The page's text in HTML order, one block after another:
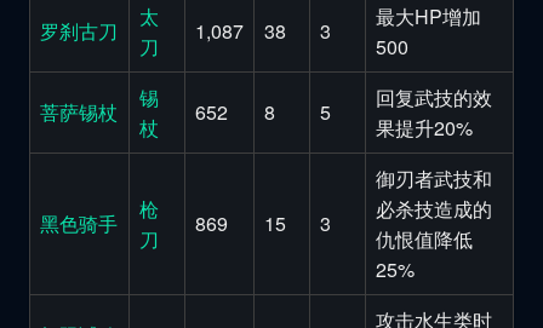
罗刹古刀
太
刀
1,087 38 3
最大HP增加
500
菩萨锡杖
锡
杖
652 8 5
回复武技的效
果提升20%
黑色骑手
枪
刀
869 15 3
御刃者武技和
必杀技造成的
仇恨值降低
25%
攻击水生类时